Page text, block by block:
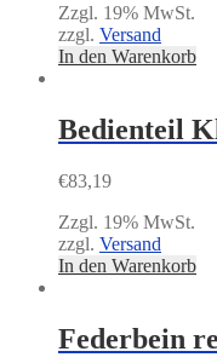
Zzgl. 19% MwSt.
zzgl. Versand
In den Warenkorb
Bedienteil
€83,19
Zzgl. 19% MwSt.
zzgl. Versand
In den Warenkorb
Federbein